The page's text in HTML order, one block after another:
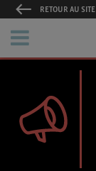
RETOUR AU